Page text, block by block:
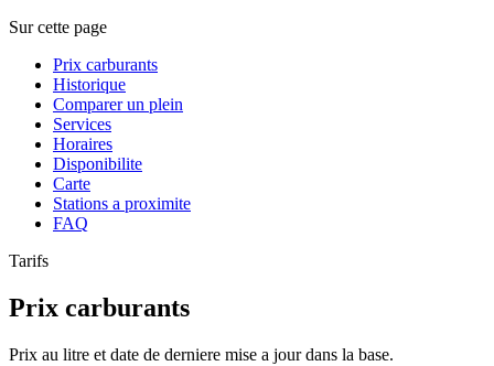
Sur cette page
Prix carburants
Historique
Comparer un plein
Services
Horaires
Disponibilite
Carte
Stations a proximite
FAQ
Tarifs
Prix carburants
Prix au litre et date de derniere mise a jour dans la base.